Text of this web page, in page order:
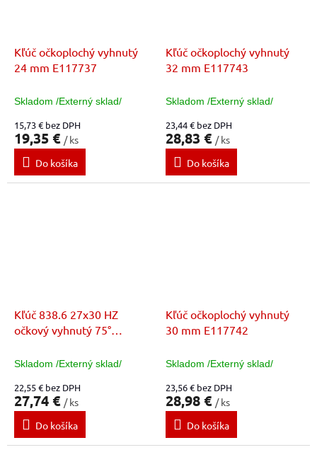
Kľúč očkoplochý vyhnutý
24 mm E117737
Skladom /Externý sklad/
15,73 € bez DPH
19,35 € / ks
Do košíka
Kľúč očkoplochý vyhnutý
32 mm E117743
Skladom /Externý sklad/
23,44 € bez DPH
28,83 € / ks
Do košíka
Kľúč 838.6 27x30 HZ
očkový vyhnutý 75°
Skladom /Externý sklad/
22,55 € bez DPH
27,74 € / ks
Do košíka
Kľúč očkoplochý vyhnutý
30 mm E117742
Skladom /Externý sklad/
23,56 € bez DPH
28,98 € / ks
Do košíka